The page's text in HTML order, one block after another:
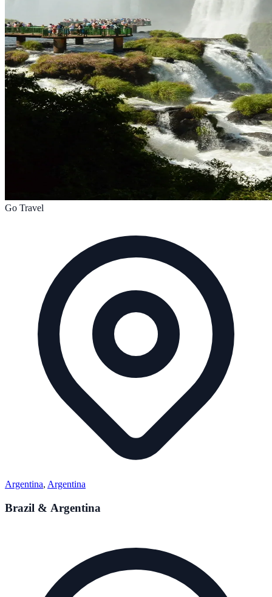
Go Travel
Argentina, Argentina
Brazil & Argentina